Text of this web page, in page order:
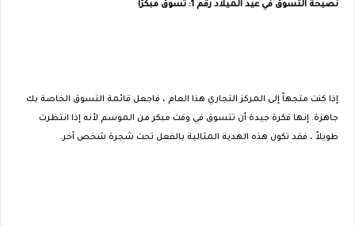
نصيحة التسوق في عيد الميلاد رقم 1: تسوق مبكرًا
إذا كنت متجهاً إلى المركز التجاري هذا العام ، فاجعل قائمة التسوق الخاصة بك
جاهزة. إنها فكرة جيدة أن تتسوق في وقت مبكر من الموسم لأنه إذا انتظرت
طويلاً ، فقد تكون هذه الهدية المثالية بالفعل تحت شجرة شخص آخر.